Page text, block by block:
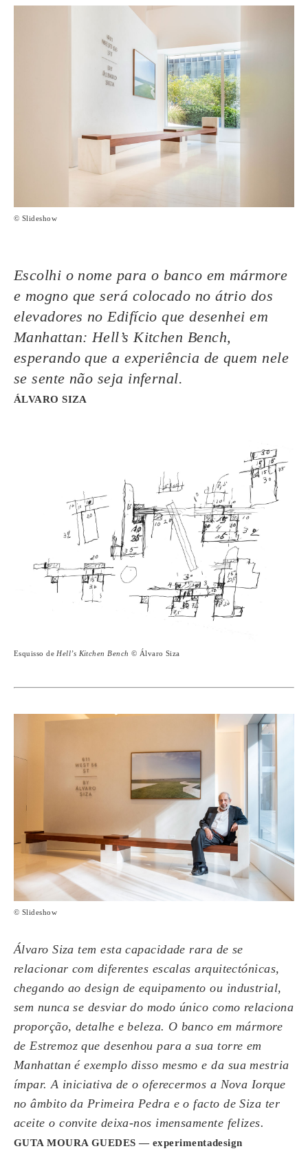
© Slideshow
Escolhi o nome para o banco em mármore
e mogno que será colocado no átrio dos
elevadores no Edifício que desenhei em
Manhattan: Hell’s Kitchen Bench,
esperando que a experiência de quem nele
se sente não seja infernal.
ÁLVARO SIZA
Esquisso de Hell’s Kitchen Bench © Álvaro Siza
© Slideshow
Álvaro Siza tem esta capacidade rara de se
relacionar com diferentes escalas arquitectónicas,
chegando ao design de equipamento ou industrial,
sem nunca se desviar do modo único como relaciona
proporção, detalhe e beleza. O banco em mármore
de Estremoz que desenhou para a sua torre em
Manhattan é exemplo disso mesmo e da sua mestria
ímpar. A iniciativa de o oferecermos a Nova Iorque
no âmbito da Primeira Pedra e o facto de Siza ter
aceite o convite deixa-nos imensamente felizes.
GUTA MOURA GUEDES — experimentadesign